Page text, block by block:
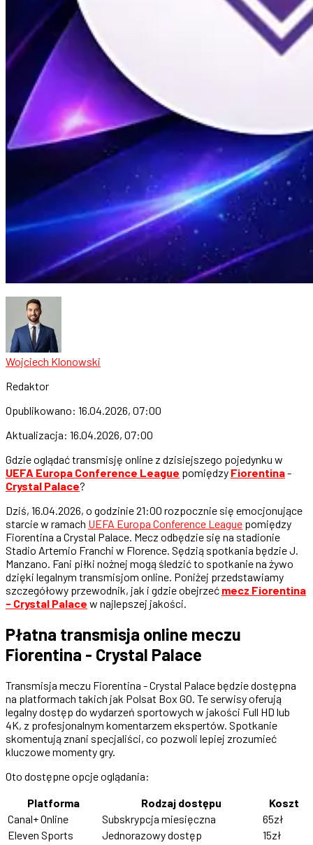
Wojciech Klonowski
Redaktor
Opublikowano: 16.04.2026, 07:00
Aktualizacja: 16.04.2026, 07:00
Gdzie oglądać transmisję online z dzisiejszego pojedynku w
UEFA Europa Conference League pomiędzy Fiorentina-
Crystal Palace?
Dziś, 16.04.2026, o godzinie 21:00 rozpocznie się emocjonujące
starcie w ramach UEFA Europa Conference League pomiędzy
Fiorentina a Crystal Palace. Mecz odbędzie się na stadionie
Stadio Artemio Franchi w Florence. Sędzią spotkania będzie J.
Manzano. Fani piłki nożnej mogą śledzić to spotkanie na żywo
dzięki legalnym transmisjom online. Poniżej przedstawiamy
szczegółowy przewodnik, jak i gdzie obejrzeć mecz Fiorentina
- Crystal Palace w najlepszej jakości.
Płatna transmisja online meczu
Fiorentina - Crystal Palace
Transmisja meczu Fiorentina - Crystal Palace będzie dostępna
na platformach takich jak Polsat Box GO. Te serwisy oferują
legalny dostęp do wydarzeń sportowych w jakości Full HD lub
4K, z profesjonalnym komentarzem ekspertów. Spotkanie
skomentują znani specjaliści, co pozwoli lepiej zrozumieć
kluczowe momenty gry.
Oto dostępne opcje oglądania:
Platforma
Rodzaj dostępu
Koszt
Canal+ Online
Subskrypcja miesięczna
65zł
Eleven Sports
Jednorazowy dostęp 15zł